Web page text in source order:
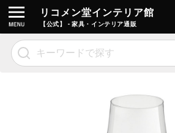
リコメン堂インテリア館
【公式】 - 家具・インテリア通販